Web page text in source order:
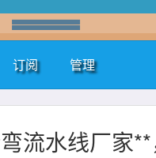
订阅 管理
流水线厂家